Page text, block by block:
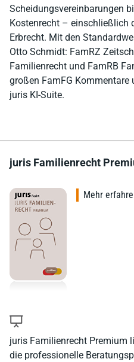
Scheidungsvereinbarungen
Kostenrecht – einschließlich
Erbrecht. Mit den
Otto Schmidt: FamRZ
Familienrecht und FamRB
großen FamFG Kommentare
juris KI-Suite.
juris Familienrecht
juris Familienrecht Premium
die professionelle
Mehr